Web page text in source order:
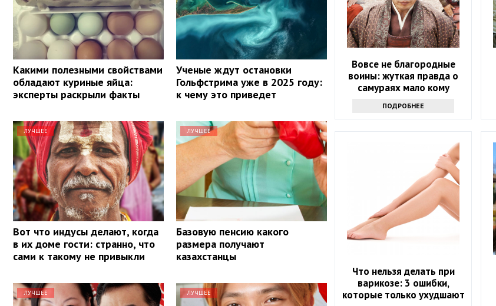
Какими полезными свойствами
обладают куриные яйца:
эксперты раскрыли факты
Ученые ждут остановки
Гольфстрима уже в 2025 году:
к чему это приведет
ЛУЧШЕЕ
Вот что индусы делают, когда
в их доме гости: странно, что
сами к такому не привыкли
ЛУЧШЕЕ
Базовую пенсию какого
размера получают
казахстанцы
ЛУЧШЕЕ ЛУЧШЕЕ
Вовсе не благородные
воины: жуткая правда о
самураях мало кому
ПОДРОБНЕЕ
Что нельзя делать при
варикозе: 3 ошибки,
которые только ухудшают